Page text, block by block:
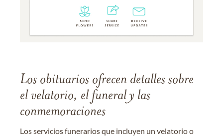
Los obituarios ofrecen detalles sobre
el velatorio, el funeral y las
conmemoraciones
Los servicios funerarios que incluyen un velatorio o